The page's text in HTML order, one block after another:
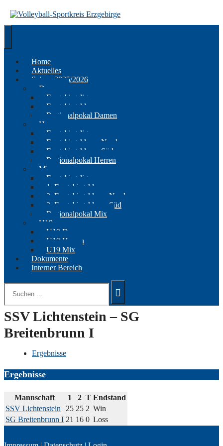
zum
Inhalt
Home
Aktuelles
Saison 2025/2026
Damen
Erzgebirgsliga
Erzgebirgsklasse
Regionalpokal Damen
Herren
Erzgebirgsliga
Erzgebirgsklasse Nord
Erzgebirgsklasse Süd
Regionalpokal Herren
Mix
Erzgebirgsliga
1. Erzgebirgsklasse
2. Erzgebirgsklasse Nord
2. Erzgebirgsklasse Süd
Regionalpokal Mix
U19
U19 Damen
U19 Herren
U19 Mix
Dokumente
Interner Bereich
Suchen
nach:
SSV Lichtenstein – SG
Breitenbrunn I
Ergebnisse
Ergebnisse
Mannschaft 1 2 T Endstand
SSV Lichtenstein
25 25 2 Win
SG Breitenbrunn I 21 16 0 Loss